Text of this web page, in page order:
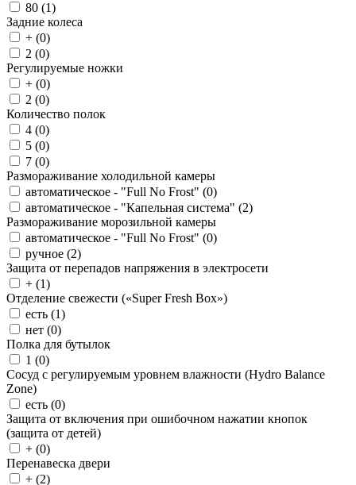
80 (1)
Задние колеса
+ (0)
2 (0)
Регулируемые ножки
+ (0)
2 (0)
Количество полок
4 (0)
5 (0)
7 (0)
Размораживание холодильной камеры
автоматическое - "Full No Frost" (0)
автоматическое - "Капельная система" (2)
Размораживание морозильной камеры
автоматическое - "Full No Frost" (0)
ручное (2)
Защита от перепадов напряжения в электросети
+ (1)
Отделение свежести («Super Fresh Box»)
есть (1)
нет (0)
Полка для бутылок
1 (0)
Сосуд с регулируемым уровнем влажности (Hydro Balance
Zone)
есть (0)
Защита от включения при ошибочном нажатии кнопок
(защита от детей)
+ (0)
Перенавеска двери
+ (2)